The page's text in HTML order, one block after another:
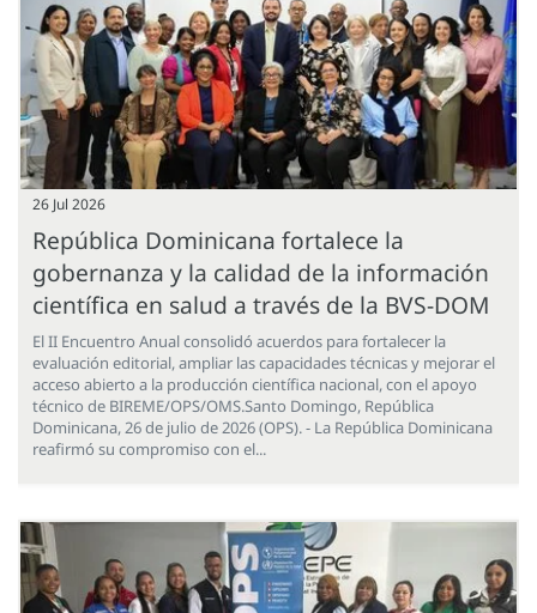
26 Jul 2026
República Dominicana fortalece la
gobernanza y la calidad de la información
científica en salud a través de la BVS-DOM
El II Encuentro Anual consolidó acuerdos para fortalecer la
evaluación editorial, ampliar las capacidades técnicas y mejorar el
acceso abierto a la producción científica nacional, con el apoyo
técnico de BIREME/OPS/OMS.Santo Domingo, República
Dominicana, 26 de julio de 2026 (OPS). - La República Dominicana
reafirmó su compromiso con el...